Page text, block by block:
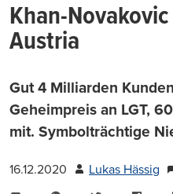
Khan-
Austria
Gut 4 Milliarden
Geheimpreis an LGT,
mit. Symbolträchtige
16.12.2020 Lukas Hässig